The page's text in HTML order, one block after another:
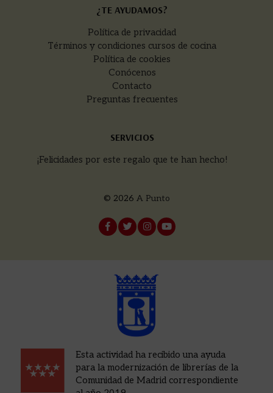
¿TE AYUDAMOS?
Política de privacidad
Términos y condiciones cursos de cocina
Política de cookies
Conócenos
Contacto
Preguntas frecuentes
SERVICIOS
¡Felicidades por este regalo que te han hecho!
© 2026 A Punto
Esta actividad ha recibido una ayuda
para la modernización de librerías de la
Comunidad de Madrid correspondiente